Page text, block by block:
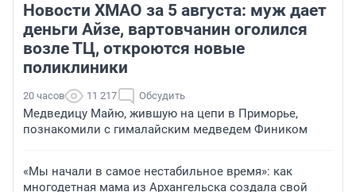
Новости ХМАО за 5 августа: муж дает
деньги Айзе, вартовчанин оголился
возле ТЦ, откроются новые
поликлиники
20 часов 11 217 Обсудить
Медведицу Майю, жившую на цепи в Приморье,
познакомили с гималайским медведем Фиником
«Мы начали в самое нестабильное время»: как
многодетная мама из Архангельска создала свой